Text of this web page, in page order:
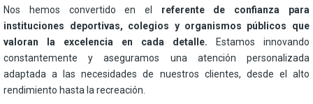
Nos hemos convertido en el referente de confianza para
instituciones deportivas, colegios y organismos públicos que
valoran la excelencia en cada detalle. Estamos innovando
constantemente y aseguramos una atención personalizada
adaptada a las necesidades de nuestros clientes, desde el alto
rendimiento hasta la recreación.